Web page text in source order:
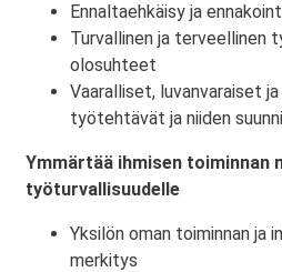
Ennaltaehkäisy ja
Turvallinen ja terveellinen
olosuhteet
Vaaralliset, luvanvaraiset
työtehtävät ja niiden
Ymmärtää ihmisen toiminnan
työturvallisuudelle
Yksilön oman toiminnan ja
merkitys